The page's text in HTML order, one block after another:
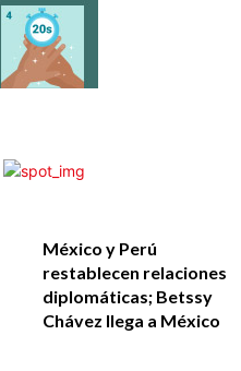
México y Perú
restablecen relaciones
diplomáticas; Betssy
Chávez llega a México